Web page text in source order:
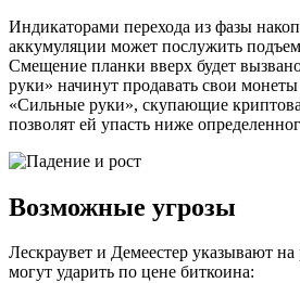
Индикаторами перехода из фазы
аккумуляции может послужить
Смещение планки вверх будет
руки» начинут продавать свои
«Сильные руки», скупающие
позволят ей упасть ниже
Возможные угрозы
Лескраувет и Демеестер указывают
могут ударить по цене биткоина: